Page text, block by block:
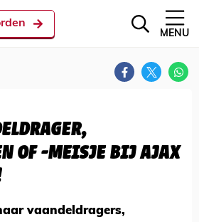
MENU
OF -MEISJE BIJ AJAX
vaandeldragers,